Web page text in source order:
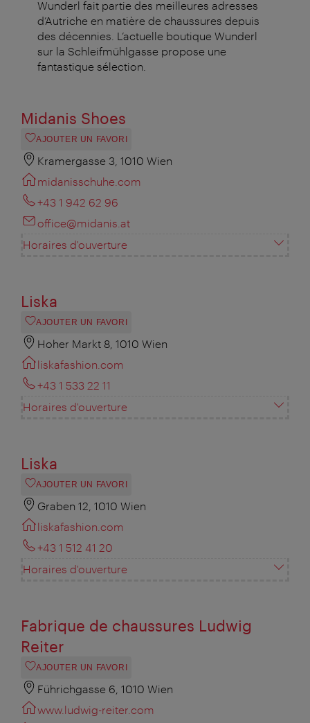
Wunderl fait partie des meilleures adresses
d’Autriche en matière de chaussures depuis
des décennies. L’actuelle boutique Wunderl
sur la Schleifmühlgasse propose une
fantastique sélection.
Midanis Shoes
AJOUTER UN FAVORI
Kramergasse 3, 1010 Wien
midanisschuhe.com
+43 1 942 62 96
office@midanis.at
Horaires d'ouverture
Liska
AJOUTER UN FAVORI
Hoher Markt 8, 1010 Wien
liskafashion.com
+43 1 533 22 11
Horaires d'ouverture
Liska
AJOUTER UN FAVORI
Graben 12, 1010 Wien
liskafashion.com
+43 1 512 41 20
Horaires d'ouverture
Fabrique de chaussures Ludwig
Reiter
AJOUTER UN FAVORI
Führichgasse 6, 1010 Wien
www.ludwig-reiter.com